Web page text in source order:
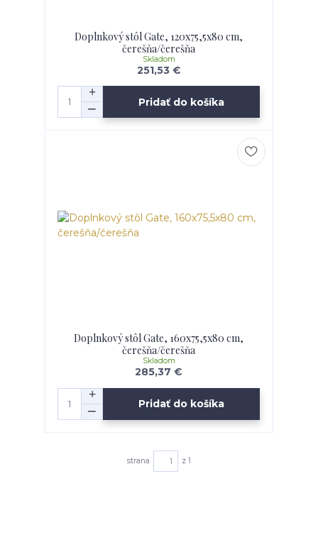
Doplnkový stôl Gate, 120x75,5x80 cm,
čerešňa/čerešňa
251,53 €
Skladom
Pridať do košíka
Doplnkový stôl Gate, 160x75,5x80 cm,
čerešňa/čerešňa
285,37 €
Skladom
Pridať do košíka
strana z 1